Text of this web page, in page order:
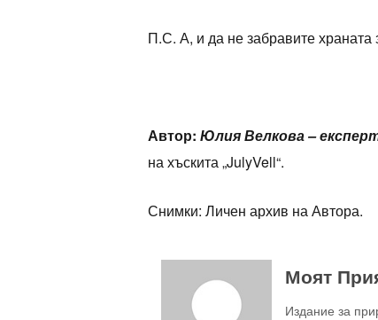
П.С. А, и да не забравите храната
Автор: Юлия Велкова –
на хъскита „JulyVell“.
Снимки: Личен архив на Автора.
Моят
Издание за